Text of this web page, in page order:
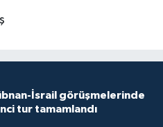
İsrail görüşmelerinde
tur tamamlandı